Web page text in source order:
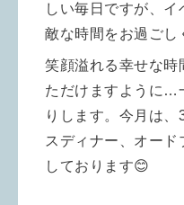
しい毎日ですが 、
敵な時間をお過ごし
笑顔溢れる幸せな時
ただけますように…
りします。今月は
スディナー、オード
しております😊